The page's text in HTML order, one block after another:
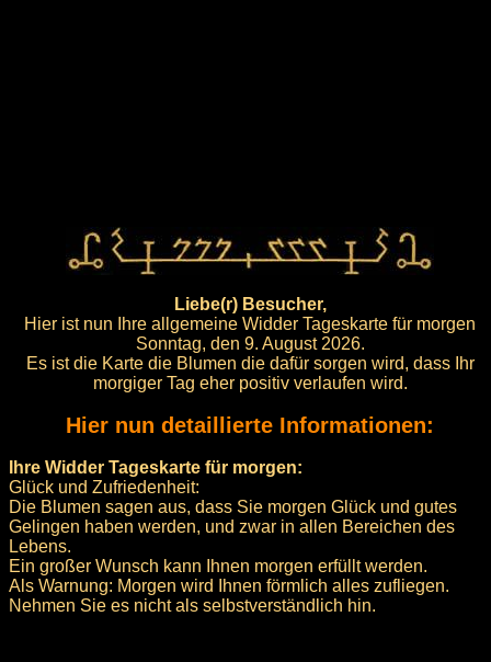
Liebe(r) Besucher,
Hier ist nun Ihre allgemeine Widder Tageskarte für morgen
Sonntag, den 9. August 2026.
Es ist die Karte die Blumen die dafür sorgen wird, dass Ihr
morgiger Tag eher positiv verlaufen wird.
Hier nun detaillierte Informationen:
Ihre Widder Tageskarte für morgen:
Glück und Zufriedenheit:
Die Blumen sagen aus, dass Sie morgen Glück und gutes
Gelingen haben werden, und zwar in allen Bereichen des
Lebens.
Ein großer Wunsch kann Ihnen morgen erfüllt werden.
Als Warnung: Morgen wird Ihnen förmlich alles zufliegen.
Nehmen Sie es nicht als selbstverständlich hin.